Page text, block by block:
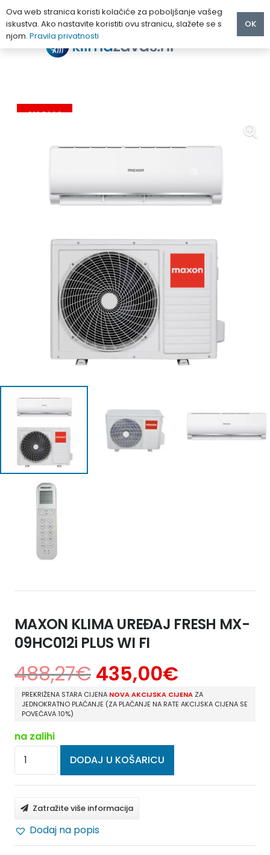
MAXON KLIMA UREĐAJ FRESH MX-09HC012i PLUS WI FI
AKCIJA
MAXON KLIMA UREĐAJ FRESH MX-
09HC012i PLUS WI FI
488,27€ 435,00€
PREKRIŽENA STARA CIJENA NOVA AKCIJSKA CIJENA ZA
JEDNOKRATNO PLAĆANJE (ZA PLAĆANJE NA RATE AKCIJSKA CIJENA SE
POVEĆAVA 10%)
na zalihi
MAXON
KLIMA
UREĐAJ
FRESH
09HC012i
DODAJ U KOŠARICU
Zatražite više informacija
Dodaj na popis
Ova web stranica koristi kolačiće za poboljšanje vašeg
iskustva. Ako nastavite koristiti ovu stranicu, slažete se s
njom. Pravila privatnosti
OK